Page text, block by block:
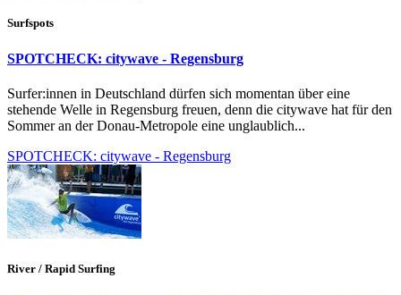
Surfspots
SPOTCHECK: citywave - Regensburg
Surfer:innen in Deutschland dürfen sich momentan über eine
stehende Welle in Regensburg freuen, denn die citywave hat für den
Sommer an der Donau-Metropole eine unglaublich...
SPOTCHECK: citywave - Regensburg
River / Rapid Surfing